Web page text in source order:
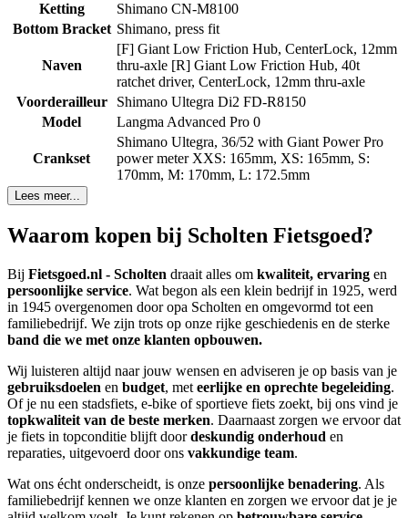
Ketting
Shimano CN-M8100
Bottom Bracket Shimano, press fit
Naven
[F] Giant Low Friction Hub, CenterLock, 12mm
thru-axle [R] Giant Low Friction Hub, 40t
ratchet driver, CenterLock, 12mm thru-axle
Voorderailleur
Shimano Ultegra Di2 FD-R8150
Model
Langma Advanced Pro 0
Crankset
Shimano Ultegra, 36/52 with Giant Power Pro
power meter XXS: 165mm, XS: 165mm, S:
170mm, M: 170mm, L: 172.5mm
Lees meer...
Waarom kopen bij Scholten Fietsgoed?
Bij Fietsgoed.nl - Scholten draait alles om kwaliteit, ervaring en
persoonlijke service. Wat begon als een klein bedrijf in 1925, werd
in 1945 overgenomen door opa Scholten en omgevormd tot een
familiebedrijf. We zijn trots op onze rijke geschiedenis en de sterke
band die we met onze klanten opbouwen.
Wij luisteren altijd naar jouw wensen en adviseren je op basis van je
gebruiksdoelen en budget, met eerlijke en oprechte begeleiding.
Of je nu een stadsfiets, e-bike of sportieve fiets zoekt, bij ons vind je
topkwaliteit van de beste merken. Daarnaast zorgen we ervoor dat
je fiets in topconditie blijft doordeskundig onderhoud en
reparaties, uitgevoerd door ons vakkundige team.
Wat ons écht onderscheidt, is onze persoonlijke benadering. Als
familiebedrijf kennen we onze klanten en zorgen we ervoor dat je je